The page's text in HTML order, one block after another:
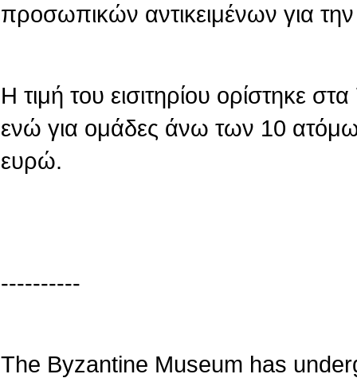
προσωπικών αντικειμένων για
Η τιμή του εισιτηρίου ορίστηκε
ενώ για ομάδες άνω των 10
ευρώ.
----------
The Byzantine Museum has